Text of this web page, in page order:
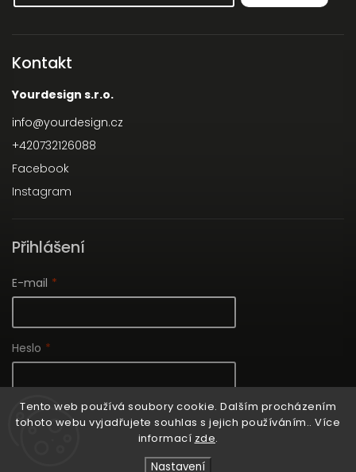
Tento web používá soubory cookie. Dalším procházením
tohoto webu vyjadřujete souhlas s jejich používáním.. Více
informací zde.
Nastavení
Kontakt
Yourdesign s.r.o.
info@yourdesign.cz
+420732126088
Facebook
Instagram
Přihlášení
E-mail
Heslo
Přihlásit se
Nová registrace